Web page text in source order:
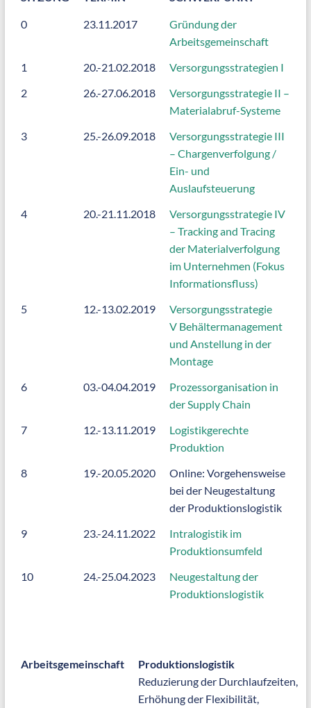
0 23.11.2017
Gründung der
Arbeitsgemeinschaft
1
20.-21.02.2018
Versorgungsstrategien I
2
26.-27.06.2018
Versorgungsstrategie II –
Materialabruf-Systeme
3
25.-26.09.2018
Versorgungsstrategie III
– Chargenverfolgung /
Ein- und
Auslaufsteuerung
4
20.-21.11.2018
Versorgungsstrategie IV
– Tracking and Tracing
der Materialverfolgung
im Unternehmen (Fokus
Informationsfluss)
5
12.-13.02.2019
Versorgungsstrategie
V Behältermanagement
und Anstellung in der
Montage
6
03.-04.04.2019
Prozessorganisation in
der Supply Chain
7
12.-13.11.2019
Logistikgerechte
Produktion
8
19.-20.05.2020
Online: Vorgehensweise
bei der Neugestaltung
der Produktionslogistik
9
23.-24.11.2022
Intralogistik im
Produktionsumfeld
10
24.-25.04.2023
Neugestaltung der
Produktionslogistik
Arbeitsgemeinschaft
Produktionslogistik
Reduzierung der Durchlaufzeiten,
Erhöhung der Flexibilität,